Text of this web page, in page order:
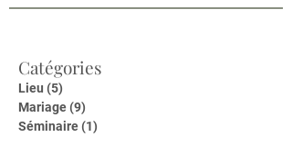
Catégories
Lieu (5)
Mariage (9)
Séminaire (1)